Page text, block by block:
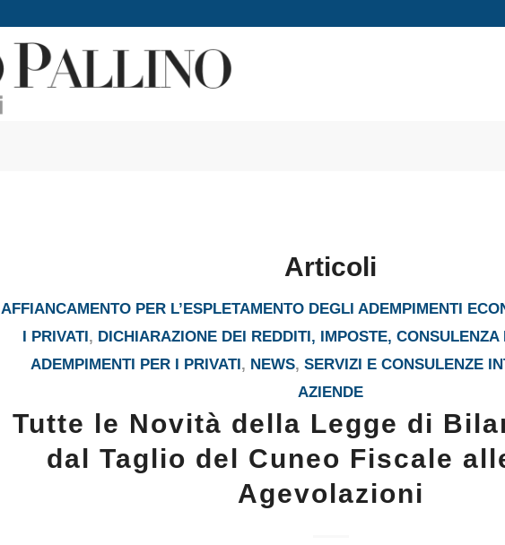
Articoli
AFFIANCAMENTO PER L’ESPLETAMENTO DEGLI ADEMPIMENTI
I PRIVATI, DICHIARAZIONE DEI REDDITI, IMPOSTE, CONSULENZA
ADEMPIMENTI PER I PRIVATI, NEWS, SERVIZI E CONSULENZE
AZIENDE
Tutte le Novità della Legge di
dal Taglio del Cuneo Fiscale
Agevolazioni